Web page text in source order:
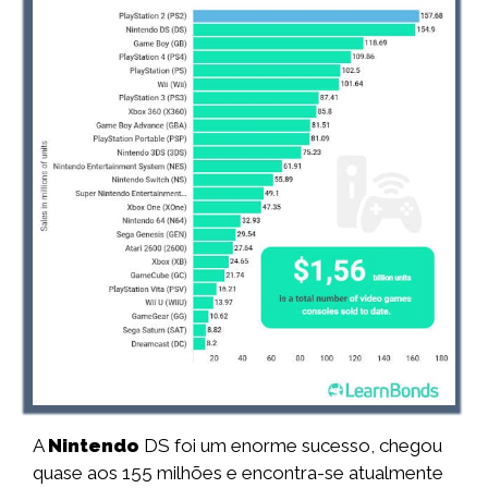
A Nintendo DS foi um enorme sucesso, chegou
quase aos 155 milhões e encontra-se atualmente